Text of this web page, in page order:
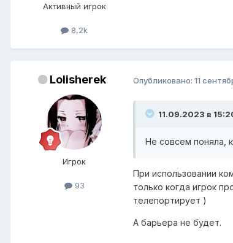
Активный игрок
8,2k
Lolisherek
Игрок
93
Опубликовано: 11
11.09.2023 в
Не совсем поняла,
При использовании
только когда игрок
телепортирует )
А барьера не будет.